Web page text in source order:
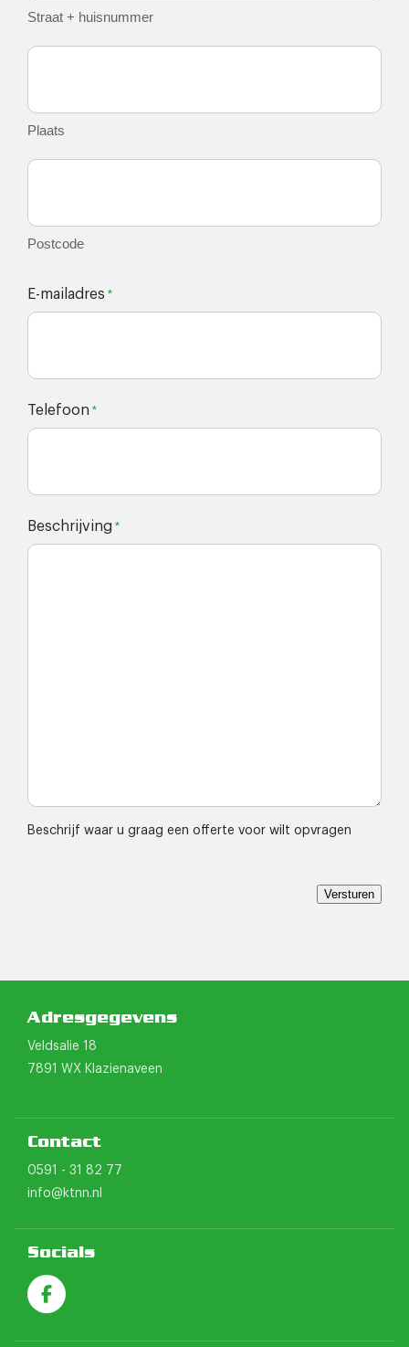
Straat + huisnummer
Plaats
Postcode
E-mailadres *
Telefoon *
Beschrijving *
Beschrijf waar u graag een offerte voor wilt opvragen
Versturen
Adresgegevens
Veldsalie 18
7891 WX Klazienaveen
Contact
0591 - 31 82 77
info@ktnn.nl
Socials